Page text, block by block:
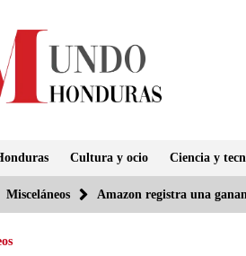
Cultura y ocio Ciencia y
Misceláneos Amazon registra una